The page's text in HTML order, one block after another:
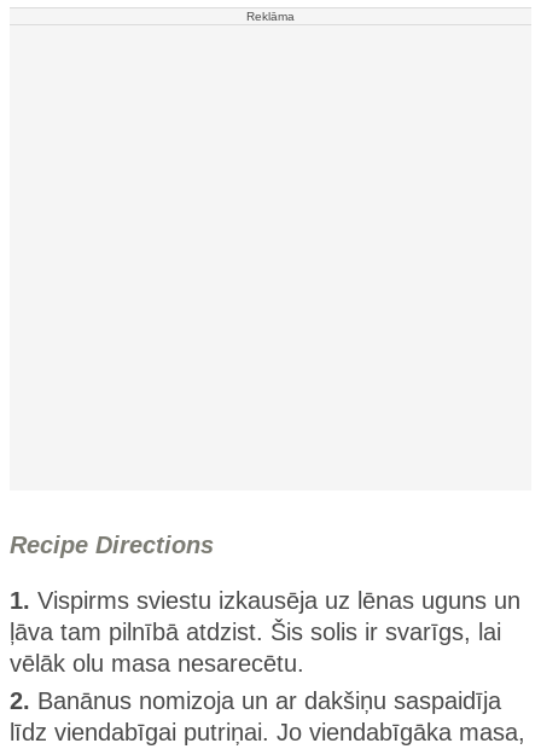
Reklāma
Recipe Directions
1. Vispirms sviestu izkausēja uz lēnas uguns un
ļāva tam pilnībā atdzist. Šis solis ir svarīgs, lai
vēlāk olu masa nesarecētu.
2. Banānus nomizoja un ar dakšiņu saspaidīja
līdz viendabīgai putriņai. Jo viendabīgāka masa,